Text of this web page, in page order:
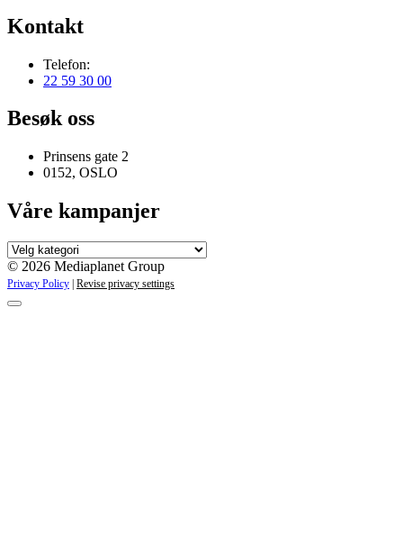
Kontakt
Telefon:
22 59 30 00
Besøk oss
Prinsens gate 2
0152, OSLO
Våre kampanjer
Våre
kampanjer
© 2026 Mediaplanet Group
Privacy Policy Revise privacy settings